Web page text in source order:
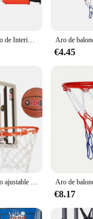
Mini aro de baloncesto de Interior para niños y niñas, PLACAS TRASERAS DE VENTILADOR deportivo para puerta, habitación, Mini aro de baloncesto con 1 Bola de juguete
€4.45
Mini aro de baloncesto ajustable para interiores montado en la pared con bola | Tablero trasero resistente a roturas de 24" con Breakawa de grado profesional
€8.17